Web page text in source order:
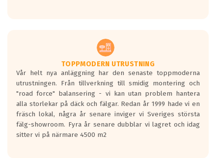
TOPPMODERN UTRUSTNING
Vår helt nya anläggning har den senaste toppmoderna
utrustningen. Från tillverkning till smidig montering och
"road force" balansering - vi kan utan problem hantera
alla storlekar på däck och fälgar. Redan år 1999 hade vi en
fräsch lokal, några år senare inviger vi Sveriges största
fälg-showroom. Fyra år senare dubblar vi lagret och idag
sitter vi på närmare 4500 m2